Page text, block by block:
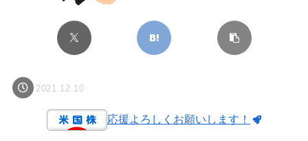
2021.12.10
応援よろしくお願いします！